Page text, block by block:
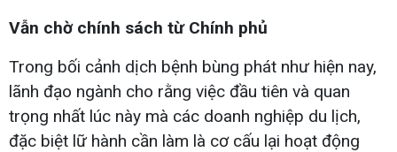
Vẫn chờ chính sách từ Chính phủ
Trong bối cảnh dịch bệnh bùng phát như hiện nay,
lãnh đạo ngành cho rằng việc đầu tiên và quan
trọng nhất lúc này mà các doanh nghiệp du lịch,
đặc biệt lữ hành cần làm là cơ cấu lại hoạt động